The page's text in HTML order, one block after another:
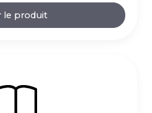
le produit